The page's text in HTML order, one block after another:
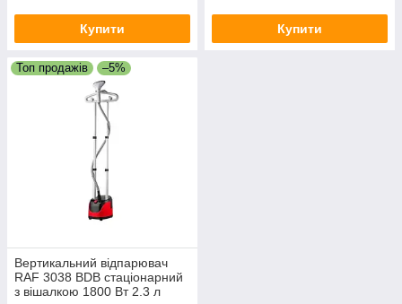
Купити Купити
Топ продажів –5%
Вертикальний відпарювач
RAF 3038 BDB стаціонарний
з вішалкою 1800 Вт 2.3 л